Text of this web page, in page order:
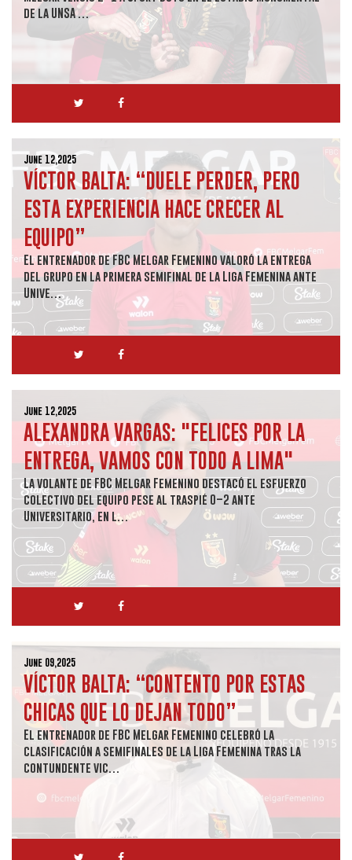
de la UNSA …
June 12,2025
VÍCTOR BALTA: “DUELE PERDER, PERO
ESTA EXPERIENCIA HACE CRECER AL
EQUIPO”
El entrenador de FBC Melgar Femenino valoró la entrega
del grupo en la primera semifinal de la Liga Femenina ante
Unive…
June 12,2025
ALEXANDRA VARGAS: "FELICES POR LA
ENTREGA, VAMOS CON TODO A LIMA"
La volante de FBC Melgar Femenino destacó el esfuerzo
colectivo del equipo pese al traspié 0–2 ante
Universitario, en l…
June 09,2025
VÍCTOR BALTA: “CONTENTO POR ESTAS
CHICAS QUE LO DEJAN TODO”
El entrenador de FBC Melgar Femenino celebró la
clasificación a semifinales de la Liga Femenina tras la
contundente vic…